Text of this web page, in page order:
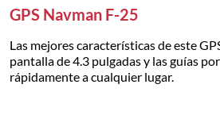
GPS Navman F-25
Las mejores características de este
pantalla de 4.3 pulgadas y las guías
rápidamente a cualquier lugar.